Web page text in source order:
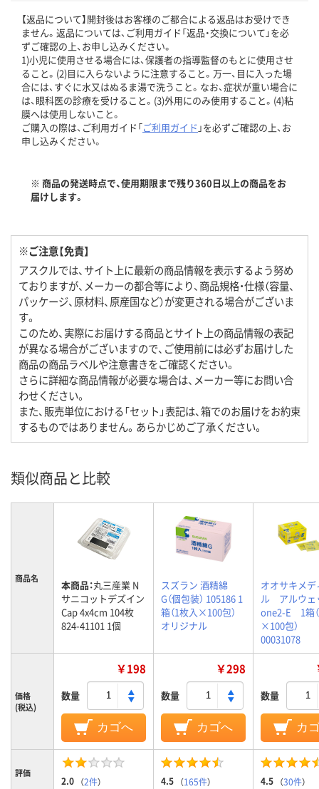
【返品について】開封後はお客様のご都合による返品はお受けでき
ません。返品については、ご利用ガイド「返品・交換について」を必
ずご確認の上、お申し込みください。
1)小児に使用させる場合には、保護者の指導監督のもとに使用させ
ること。(2)目に入らないように注意すること。万一、目に入った場
合には、すぐに水又はぬるま湯で洗うこと。なお、症状が重い場合に
は、眼科医の診療を受けること。(3)外用にのみ使用すること。(4)粘
膜へは使用しないこと。
ご購入の際は、ご利用ガイド「ご利用ガイド 」を必ずご確認の上、お
申し込みください。
※ 商品の発送時点で、使用期限まで残り360日以上の商品をお
届けします。
※ご注意【免責】
アスクルでは、サイト上に最新の商品情報を表示するよう努め
ておりますが、メーカーの都合等により、商品規格・仕様（容量、
パッケージ、原材料、原産国など）が変更される場合がございま
す。
このため、実際にお届けする商品とサイト上の商品情報の表記
が異なる場合がございますので、ご使用前には必ずお届けした
商品の商品ラベルや注意書きをご確認ください。
さらに詳細な商品情報が必要な場合は、メーカー等にお問い合
わせください。
また、販売単位における「セット」表記は、箱でのお届けをお約束
するものではありません。あらかじめご了承ください。
類似商品と比較
商品名 本商品：丸三産業 N
サニコットデズイン
Cap 4x4cm 104枚
824-41101 1個
スズラン 酒精綿
G（個包装） 105186 1
箱（1枚入×100包）
オリジナル
オオサキメデ
ル アルウェ
one2-E 1箱
×100包）
00031078
価格
(税込)
￥198
数量
カゴへ
￥298
数量
カゴへ
数量
カ
評価
2.0 （2件） 4.5 （165件） 4.5 （30件）